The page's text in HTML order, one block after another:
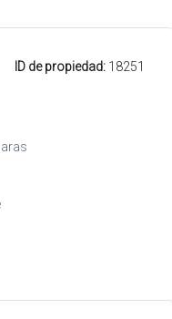
ID de propiedad: 18251